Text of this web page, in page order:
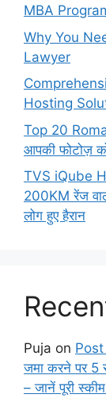
MBA
Why You
Lawyer
Hosting
Top 20
आपकी फोटोज़
TVS iQube
200KM रेंज
लोग हुए हैरान
Puja on
जमा करने पर 5
– जानें पूरी